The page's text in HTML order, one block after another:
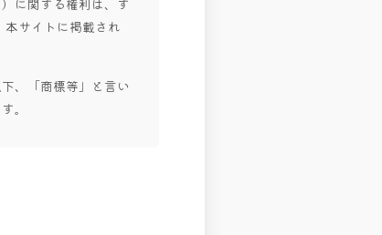
に関する権利は、す
サイトに掲載され
、「商標等」と言い
。